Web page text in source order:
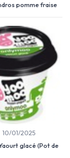
pomme fraise
10/01/2025
glacé (Pot de